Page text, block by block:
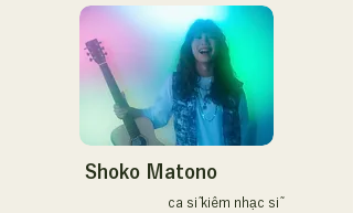
cái tên "Reiwa Kayo Rock".
行う傍ら、大胆な色彩感覚
を活かしたアート制作に励
む。枠に収まりきれないマ
ルチな表現スタイルを確立
するため、日々探求を続け
ている。現在はSNSを中心
に、自身の表現を発信中。
Shoko Matono
ca sĩ kiêm nhạc sĩ